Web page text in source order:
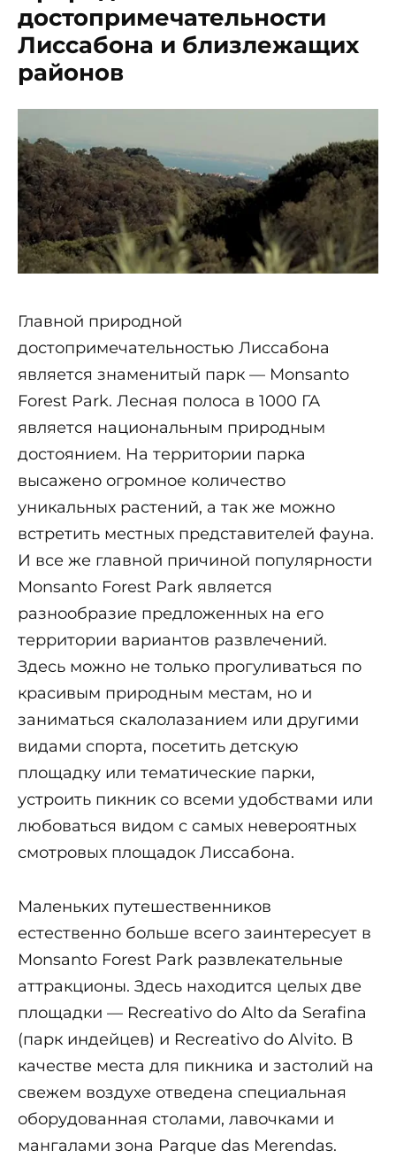
достопримечательности
Лиссабона и близлежащих
районов
Главной природной
достопримечательностью Лиссабона
является знаменитый парк — Monsanto
Forest Park. Лесная полоса в 1000 ГА
является национальным природным
достоянием. На территории парка
высажено огромное количество
уникальных растений, а так же можно
встретить местных представителей фауна.
И все же главной причиной популярности
Monsanto Forest Park является
разнообразие предложенных на его
территории вариантов развлечений.
Здесь можно не только прогуливаться по
красивым природным местам, но и
заниматься скалолазанием или другими
видами спорта, посетить детскую
площадку или тематические парки,
устроить пикник со всеми удобствами или
любоваться видом с самых невероятных
смотровых площадок Лиссабона.
Маленьких путешественников
естественно больше всего заинтересует в
Monsanto Forest Park развлекательные
аттракционы. Здесь находится целых две
площадки — Recreativo do Alto da Serafina
(парк индейцев) и Recreativo do Alvito. В
качестве места для пикника и застолий на
свежем воздухе отведена специальная
оборудованная столами, лавочками и
мангалами зона Parque das Merendas.